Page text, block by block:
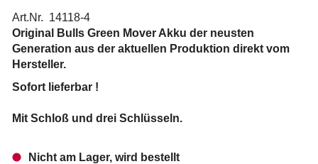
Art.Nr. 14118-4
Original Bulls Green Mover Akku der neusten
Generation aus der aktuellen Produktion direkt vom
Hersteller.
Sofort lieferbar !
Mit Schloß und drei Schlüsseln.
Nicht am Lager, wird bestellt